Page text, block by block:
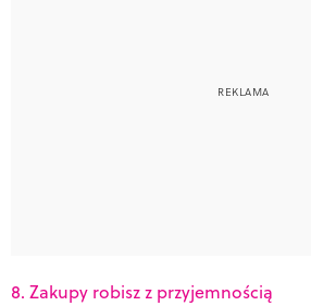
8. Zakupy robisz z przyjemnością